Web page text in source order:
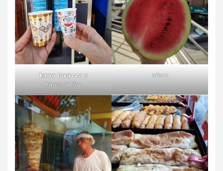
kawa lavazza z
kawomatów
arbuz